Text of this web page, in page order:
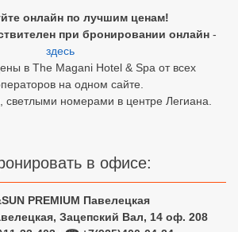
онлайн по лучшим ценам!
при бронировании онлайн -
здесь
в The Magani Hotel & Spa от всех
на одном сайте.
номерами в центре Легиана.
в офисе:
PREMIUM Павелецкая
Зацепский Вал, 14 оф. 208